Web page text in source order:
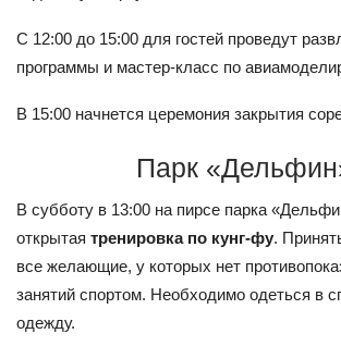
С 12:00 до 15:00 для гостей проведут
программы и мастер-класс по
В 15:00 начнется церемония закрытия
Парк
В субботу в 13:00 на пирсе парка
открытая тренировка по кунг-фу.
все желающие, у которых нет
занятий спортом. Необходимо одеться в
одежду.